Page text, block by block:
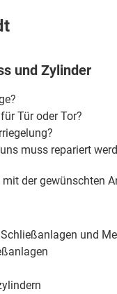
und Zylinder
Tür oder Tor?
muss repariert
der gewünschten
und